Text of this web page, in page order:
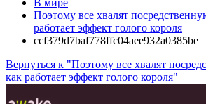
В мире
Поэтому все хвалят
работает эффект голого короля
ccf379d7baf778ffc04aee932a0385be
Вернуться к "Поэтому все хвалят
как работает эффект голого короля"